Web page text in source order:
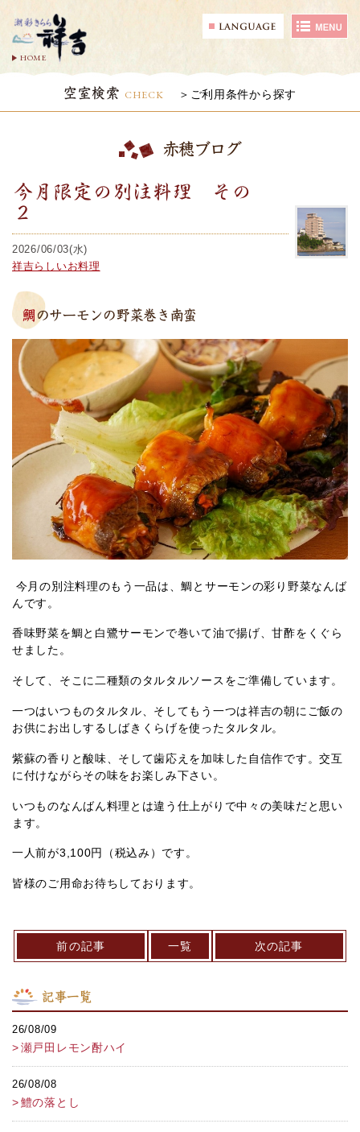
HOME
空室検索 CHECK ご利用条件から探す
赤穂ブログ
今月限定の別注料理 その
２
2026/06/03(水)
祥吉らしいお料理
鯛のサーモンの野菜巻き南蛮
今月の別注料理のもう一品は、鯛とサーモンの彩り野菜なんば
んです。
香味野菜を鯛と白鷺サーモンで巻いて油で揚げ、甘酢をくぐら
せました。
そして、そこに二種類のタルタルソースをご準備しています。
一つはいつものタルタル、そしてもう一つは祥吉の朝にご飯の
お供にお出しするしばきくらげを使ったタルタル。
紫蘇の香りと酸味、そして歯応えを加味した自信作です。交互
に付けながらその味をお楽しみ下さい。
いつものなんばん料理とは違う仕上がりで中々の美味だと思い
ます。
一人前が3,100円（税込み）です。
皆様のご用命お待ちしております。
前の記事 一覧 次の記事
記事一覧
26/08/09
瀬戸田レモン酎ハイ
26/08/08
鱧の落とし